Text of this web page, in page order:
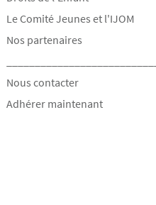
Le Comité Jeunes et l'IJOM
Nos partenaires
Nous contacter
Adhérer maintenant